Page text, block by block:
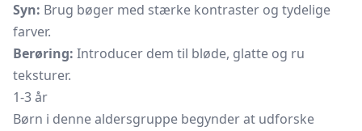
Syn: Brug bøger med stærke kontraster og tydelige
farver.
Berøring: Introducer dem til bløde, glatte og ru
teksturer.
1-3 år
Børn i denne aldersgruppe begynder at udforske